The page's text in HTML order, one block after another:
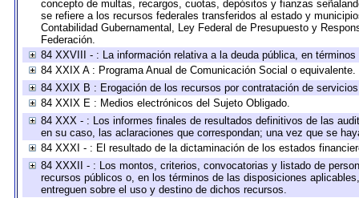
concepto de multas, recargos, cuotas, depósitos y fianzas
se refiere a los recursos federales transferidos al estado y
Contabilidad Gubernamental, Ley Federal de Presupuesto y
Federación.
84 XXVIII - : La información relativa a la deuda pública, en
84 XXIX A : Programa Anual de Comunicación Social o equivalente.
84 XXIX B : Erogación de los recursos por contratación de
84 XXIX E : Medios electrónicos del Sujeto Obligado.
84 XXX - : Los informes finales de resultados definitivos de las
en su caso, las aclaraciones que correspondan; una vez que se
84 XXXI - : El resultado de la dictaminación de los estados
84 XXXII - : Los montos, criterios, convocatorias y listado de
recursos públicos o, en los términos de las disposiciones
entreguen sobre el uso y destino de dichos recursos.